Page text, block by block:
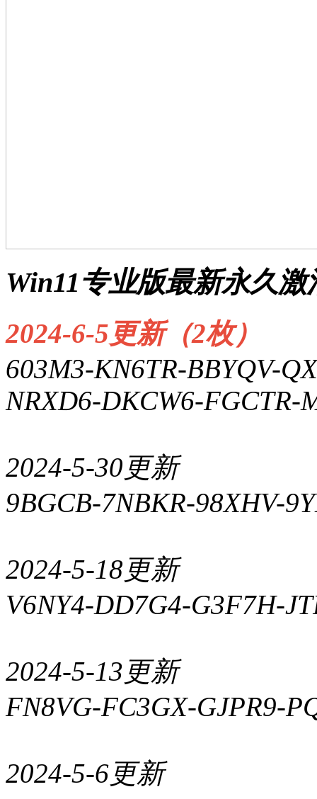
Win11专业版最新永久激
2024-6-5更新（2枚）
603M3-KN6TR-BBYQV-
NRXD6-DKCW6-FGCTR-
2024-5-30更新
9BGCB-7NBKR-98XHV-
2024-5-18更新
V6NY4-DD7G4-G3F7H-
2024-5-13更新
FN8VG-FC3GX-GJPR9-
2024-5-6更新